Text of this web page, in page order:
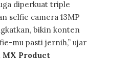
diperkuat triple
selfie camera 13MP
bikin konten
mu pasti jernih,” ujar
MX Product